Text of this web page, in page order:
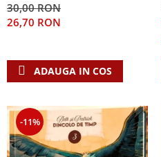
30,00 RON
26,70 RON
ADAUGA IN COS
-11%